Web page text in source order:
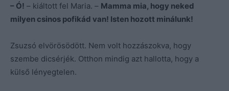
– Ó! – kiáltott fel Maria. – Mamma mia, hogy neked
milyen csinos pofikád van! Isten hozott minálunk!
Zsuzsó elvörösödött. Nem volt hozzászokva, hogy
szembe dicsérjék. Otthon mindig azt hallotta, hogy a
külső lényegtelen.